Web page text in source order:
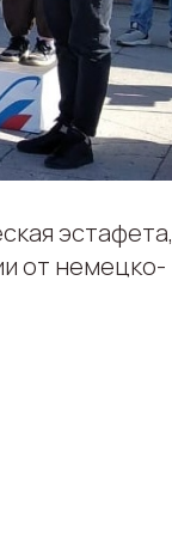
эстафета,
от немецко-